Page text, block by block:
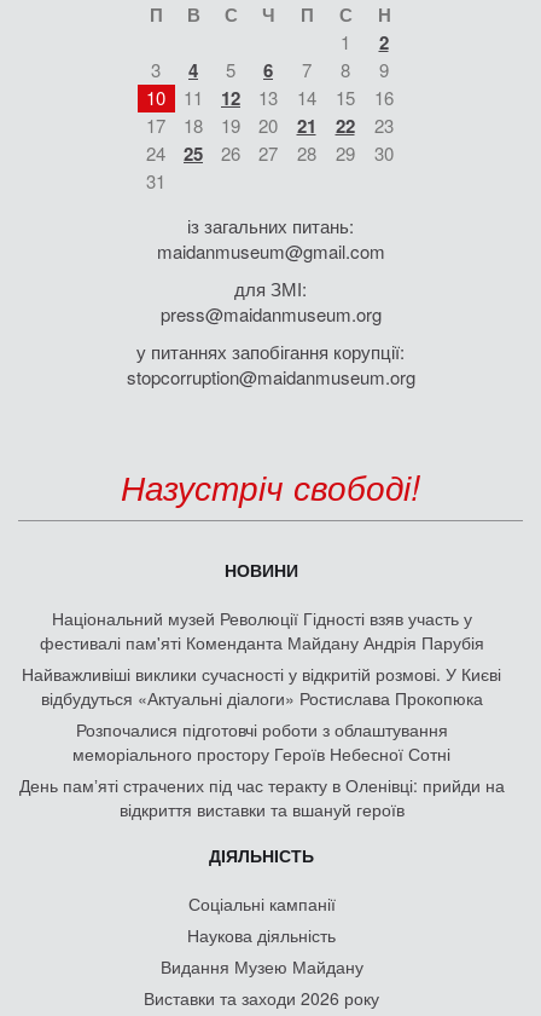
П В С Ч П С Н
1 2
3 4 5 6 7 8
9
10
11 12 13 14 15
16
17
18 19 20 21 22
23
24
25 26 27 28 29
30
31
із загальних питань:
maidanmuseum@gmail.com
для ЗМІ:
press@maidanmuseum.org
у питаннях запобігання корупції:
stopcorruption@maidanmuseum.org
Назустріч свободі!
НОВИНИ
Національний музей Революції Гідності взяв участь у
фестивалі пам'яті Коменданта Майдану Андрія Парубія
Найважливіші виклики сучасності у відкритій розмові. У Києві
відбудуться «Актуальні діалоги» Ростислава Прокопюка
Розпочалися підготовчі роботи з облаштування
меморіального простору Героїв Небесної Сотні
День памʼяті страчених під час теракту в Оленівці: прийди на
відкриття виставки та вшануй героїв
ДІЯЛЬНІСТЬ
Соціальні кампанії
Наукова діяльність
Видання Музею Майдану
Виставки та заходи 2026 року